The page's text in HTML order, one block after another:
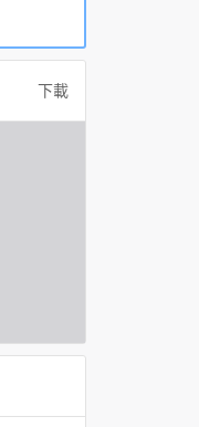
下載